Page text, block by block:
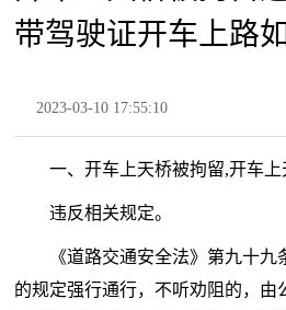
带驾驶证开车上路
2023-03-10 17:55:10
一、开车上天桥被拘留,开车
违反相关规定。
《道路交通安全法》第九十
的规定强行通行，不听劝阻的，由